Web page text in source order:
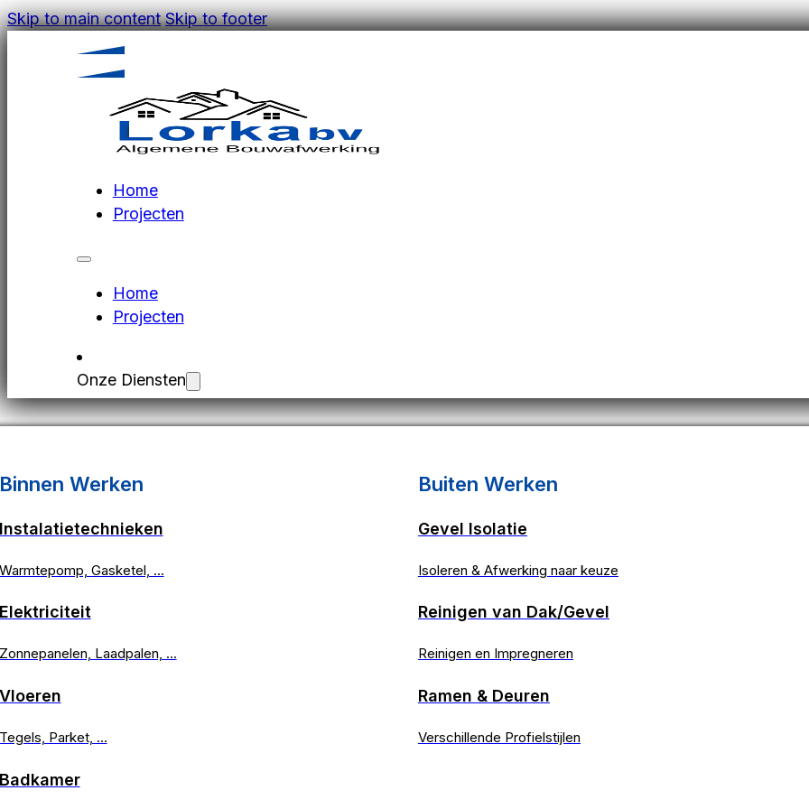
Skip to main content Skip to footer
Home
Projecten
Home
Projecten
Onze Diensten
Werken
Gasketel, ...
Laadpalen, ...
Parket, ...
Buiten Werken
Gevel Isolatie
Isoleren & Afwerking naar keuze
Reinigen van Dak/Gevel
Reinigen en Impregneren
Ramen & Deuren
Verschillende Profielstijlen
Vorige Project